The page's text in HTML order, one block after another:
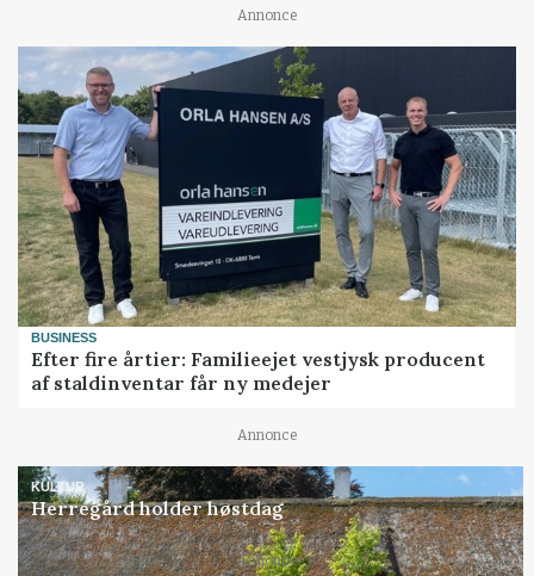
Annonce
BUSINESS
Efter fire årtier: Familieejet vestjysk producent
af staldinventar får ny medejer
Annonce
KULTUR
Herregård holder høstdag
Annonce